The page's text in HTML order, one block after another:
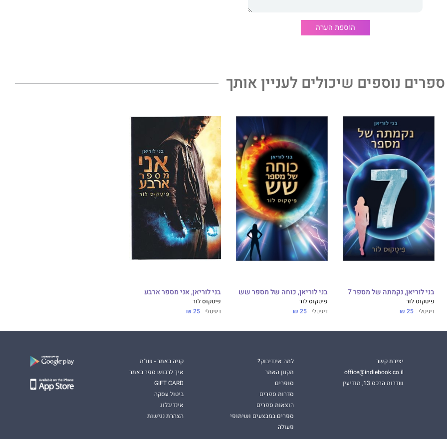
הוספת הערה
ספרים נוספים שיכולים לעניין אותך
בני לוריאן, נקמתה של מספר 7
פיטקוס לור
דיגיטלי 25 ₪
בני לוריאן, כוחה של מספר שש
פיטקוס לור
דיגיטלי 25 ₪
בני לוריאן, אני מספר ארבע
פיטקוס לור
דיגיטלי 25 ₪
יצירת קשר
office@indiebook.co.il
שדרות הרכס 13, מודיעין
למה אינדיבוק?
תקנון האתר
סופרים
סדרות ספרים
הוצאות ספרים
ספרים במבצעים ושיתופי
פעולה
קניה באתר - שו"ת
איך לרכוש ספר באתר
GIFT CARD
ביטול עסקה
אינדיבלוג
הצהרת נגישות